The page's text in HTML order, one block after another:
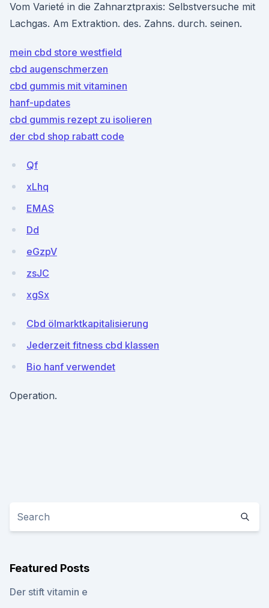
Vom Varieté in die Zahnarztpraxis: Selbstversuche mit
Lachgas. Am Extraktion. des. Zahns. durch. seinen.
mein cbd store westfield
cbd augenschmerzen
cbd gummis mit vitaminen
hanf-updates
cbd gummis rezept zu isolieren
der cbd shop rabatt code
Qf
xLhq
EMAS
Dd
eGzpV
zsJC
xgSx
Cbd ölmarktkapitalisierung
Jederzeit fitness cbd klassen
Bio hanf verwendet
Operation.
Featured Posts
Der stift vitamin e